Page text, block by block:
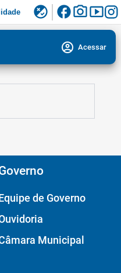
flaky facebookphoto_camerasmart_display
account_circle Acessar
de Governo
Municipal